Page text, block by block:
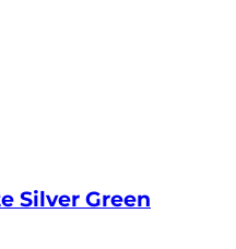
Silver Green